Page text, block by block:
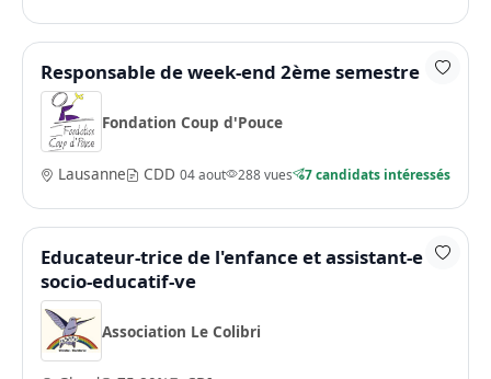
Responsable de week-end 2ème semestre
Fondation Coup d'Pouce
Lausanne CDD 04 aout 288 vues 7 candidats intéressés
Educateur-trice de l'enfance et assistant-e
socio-educatif-ve
Association Le Colibri